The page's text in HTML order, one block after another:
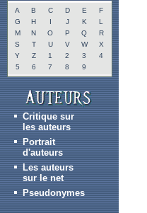
A B C D E
F
G
H I J K
L
M
N O P Q
R
S
T U V W
X
Y
Z 1 2 3
4
5
6 7 8 9
Critique sur
les auteurs
Portrait
d'auteurs
Les auteurs
sur le net
Pseudonymes